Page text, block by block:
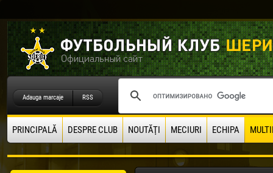
Adauga marcaje RSS
PRINCIPALĂ DESPRE CLUB NOUTĂŢI MECIURI ECHIPA